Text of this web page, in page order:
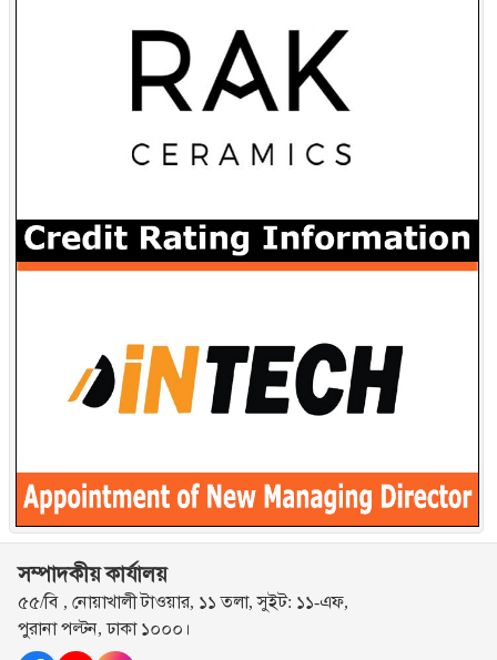
সম্পাদকীয় কার্যালয়
৫৫/বি , নোয়াখালী টাওয়ার, ১১ তলা, সুইট: ১১-এফ,
পুরানা পল্টন, ঢাকা ১০০০।